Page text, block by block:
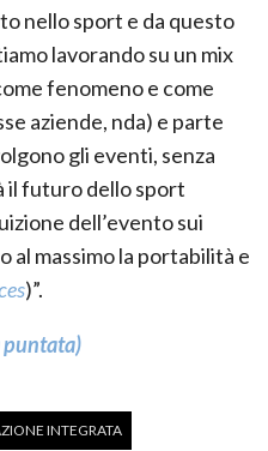
nello sport e da questo
lavorando su un mix
fenomeno e come
aziende, nda) e parte
gli eventi, senza
il futuro dello sport
dell’evento sui
al massimo la portabilità e
)”.
puntata)
INTEGRATA